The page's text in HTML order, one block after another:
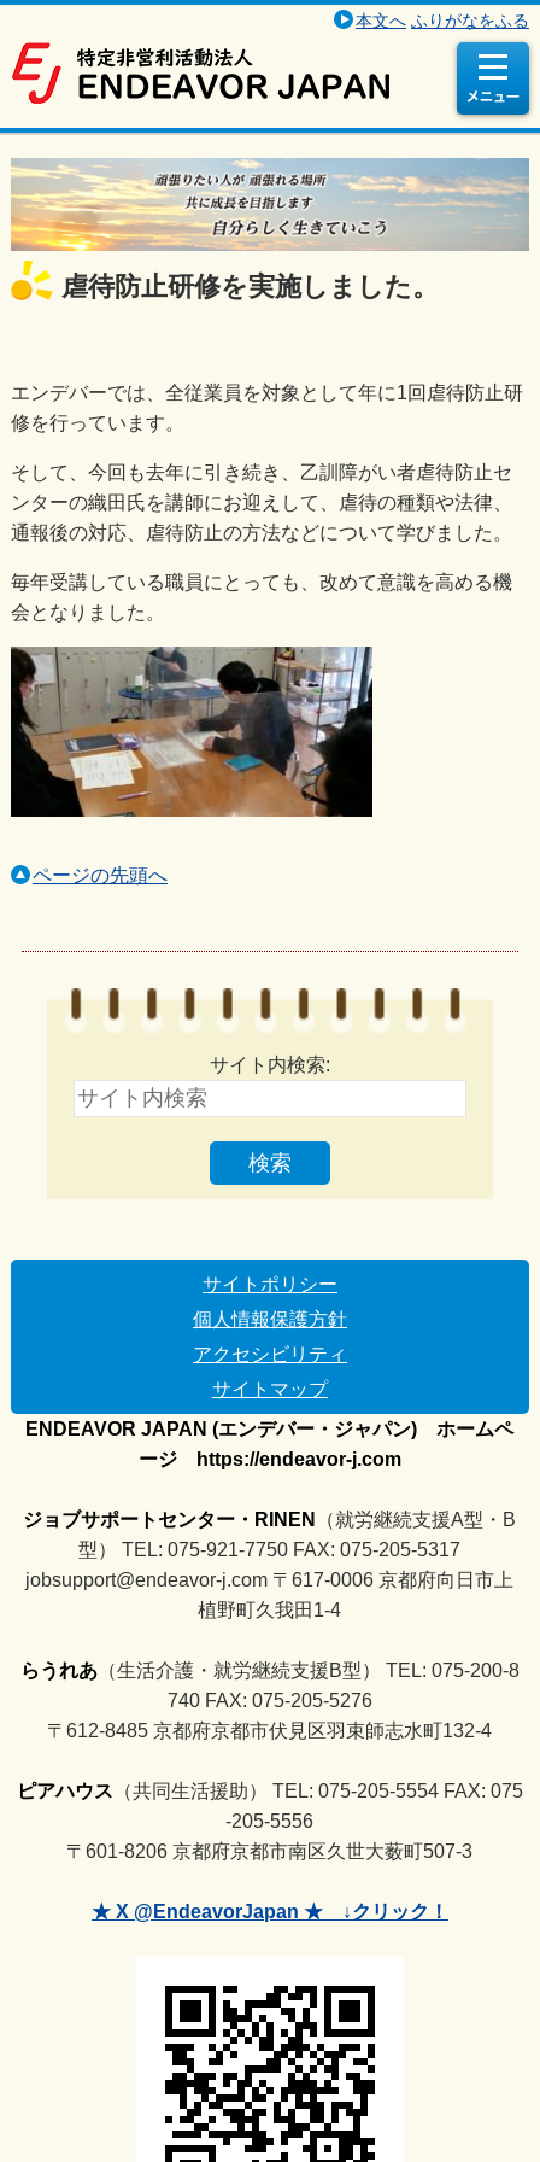
本文へ ふりがなをふる
虐待防止研修を実施しました。
エンデバーでは、全従業員を対象として年に1回虐待防止研
修を行っています。
そして、今回も去年に引き続き、乙訓障がい者虐待防止セ
ンターの織田氏を講師にお迎えして、虐待の種類や法律、
通報後の対応、虐待防止の方法などについて学びました。
毎年受講している職員にとっても、改めて意識を高める機
会となりました。
ページの先頭へ
サイト内検索:
サイトポリシー
個人情報保護方針
アクセシビリティ
サイトマップ
ENDEAVOR JAPAN (エンデバー・ジャパン) ホームペ
ージ https://endeavor-j.com
ジョブサポートセンター・RINEN
（就労継続支援A型・B
型） TEL: 075-921-7750 FAX: 075-205-5317
jobsupport@endeavor-j.com 〒617-0006 京都府向日市上
植野町久我田1-4
らうれあ（生活介護・就労継続支援B型） TEL: 075-200-8
740 FAX: 075-205-5276
〒612-8485 京都府京都市伏見区羽束師志水町132-4
ピアハウス （共同生活援助） TEL: 075-205-5554 FAX: 075
-205-5556
〒601-8206 京都府京都市南区久世大薮町507-3
★ X @EndeavorJapan ★ ↓クリック！